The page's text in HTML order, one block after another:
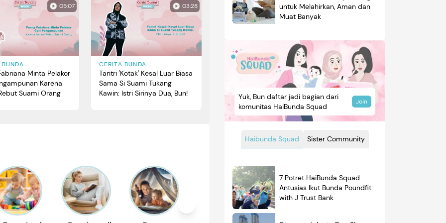
05:07
Minta Pelakor
Karena
Suami Orang
03:28
CERITA BUNDA
Tantri 'Kotak' Kesal Luar Biasa
Sama Si Suami Tukang
Kawin: Istri Sirinya Dua, Bun!
untuk Melahirkan, Aman dan
Muat Banyak
Haibunda Squad Sister Community
Yuk, Bun daftar jadi bagian dari
komunitas HaiBunda Squad
Join
7 Potret HaiBunda Squad
Antusias Ikut Bunda Poundfit
with J Trust Bank